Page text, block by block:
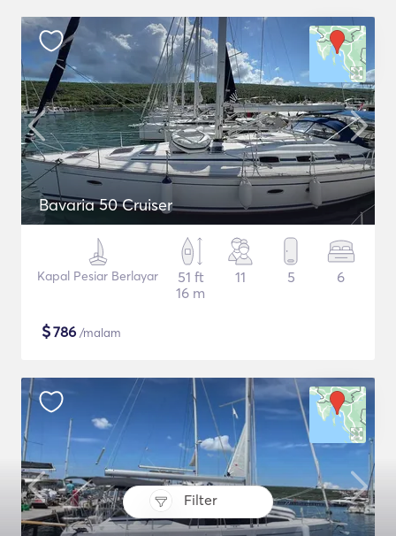
Filter
Bavaria 50 Cruiser
Kapal Pesiar Berlayar
51 ft
16 m
11 5 6
$786 /malam